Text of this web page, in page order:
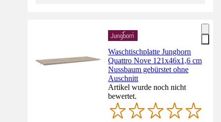
Waschtischplatte Jungborn
Quattro Nove 121x46x1,6 cm
Nussbaum gebürstet ohne
Auschnitt
Artikel wurde noch nicht
bewertet.